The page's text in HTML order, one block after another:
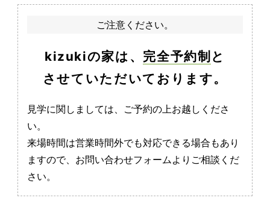
ご注意ください。
kizukiの家は、 完全予約制 と
させていただいております。
見学に関しましては、ご予約の上お越しくださ
い。
来場時間は営業時間外でも対応できる場合もあり
ますので、お問い合わせフォームよりご相談くだ
さい。